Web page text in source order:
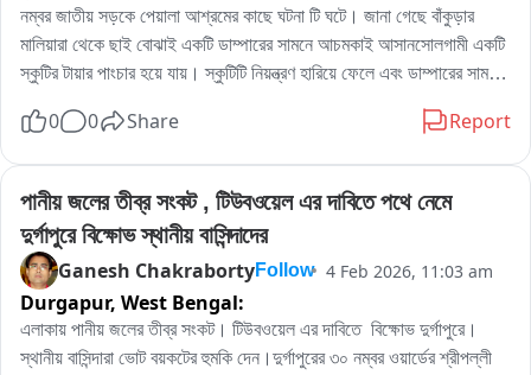
নম্বর জাতীয় সড়কে পেয়ালা আশ্রমের কাছে ঘটনা টি ঘটে। জানা গেছে বাঁকুড়ার
মালিয়ারা থেকে ছাই বোঝাই একটি ডাম্পারের সামনে আচমকাই আসানসোলগামী একটি
স্কুটির টায়ার পাংচার হয়ে যায়। স্কুটিটি নিয়ন্ত্রণ হারিয়ে ফেলে এবং ডাম্পারের সামনে
আরোহীরা অল্পবিস্তর লাগলে ও বড়সড় আঘাত থেকে বেঁচে যায়। আহতদের ট্রফিক
0 0 Share Report
পানীয় জলের তীব্র সংকট , টিউবওয়েল এর দাবিতে পথে নেমে
দুর্গাপুরে বিক্ষোভ স্থানীয় বাসিন্দাদের
Ganesh ChakrabortyFollow 4 Feb 2026, 11:03 am
Durgapur, West Bengal:
এলাকায় পানীয় জলের তীব্র সংকট। টিউবওয়েল এর দাবিতে  বিক্ষোভ দুর্গাপুরে।
স্থানীয় বাসিন্দারা ভোট বয়কটের হুমকি দেন।দুর্গাপুরের ৩০ নম্বর ওয়ার্ডের শ্রীপল্লী